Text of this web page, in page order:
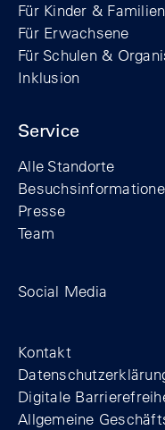
Für Kinder & Familien
Für Erwachsene
Für Schulen &
Inklusion
Service
Alle Standorte
Presse
Team
Social Media
Kontakt
Digitale
Allgemeine